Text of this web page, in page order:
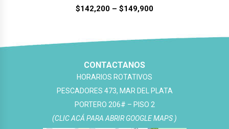
$142,200 – $149,900
CONTACTANOS
HORARIOS ROTATIVOS
PESCADORES 473, MAR DEL PLATA
PORTERO 206# – PISO 2
(CLIC ACÁ PARA ABRIR GOOGLE MAPS )